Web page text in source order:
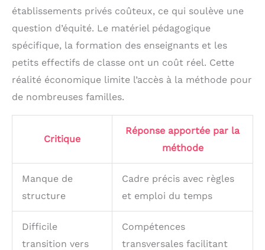
établissements privés coûteux, ce qui soulève une
question d’équité. Le matériel pédagogique
spécifique, la formation des enseignants et les
petits effectifs de classe ont un coût réel. Cette
réalité économique limite l’accès à la méthode pour
de nombreuses familles.
Critique
Réponse apportée par la
méthode
Manque de
structure
Cadre précis avec règles
et emploi du temps
Difficile
transition vers
Compétences
transversales facilitant